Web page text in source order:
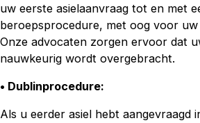
uw eerste asielaanvraag tot en met
beroepsprocedure, met oog voor
Onze advocaten zorgen ervoor dat
nauwkeurig wordt overgebracht.
• Dublinprocedure:
Als u eerder asiel hebt aangevraagd